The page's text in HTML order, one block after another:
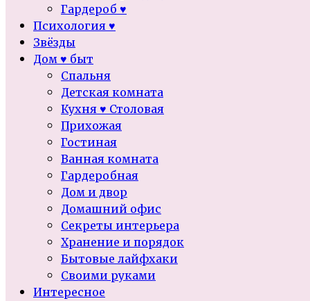
Гардероб ♥
Психология ♥
Звёзды
Дом ♥ быт
Спальня
Детская комната
Кухня ♥ Столовая
Прихожая
Гостиная
Ванная комната
Гардеробная
Дом и двор
Домашний офис
Секреты интерьера
Хранение и порядок
Бытовые лайфхаки
Своими руками
Интересное